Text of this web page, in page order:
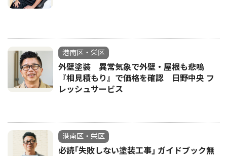
港南区・栄区
外壁塗装 異常気象で外壁・屋根も悲鳴
『相見積もり』で価格を確認 日野中央 フ
レッシュサービス
港南区・栄区
必読｢失敗しない塗装工事｣ ガイドブック無